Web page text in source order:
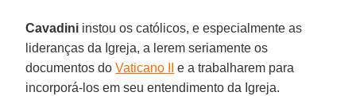
Cavadini instou os católicos, e especialmente as
lideranças da Igreja, a lerem seriamente os
documentos doVaticano II
e a trabalharem para
incorporá-los em seu entendimento da Igreja.